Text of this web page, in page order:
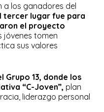
a los ganadores del
tercer lugar fue para
el proyecto
jóvenes tomen
sus valores
Grupo 13, donde los
“C-Joven”, plan
liderazgo personal